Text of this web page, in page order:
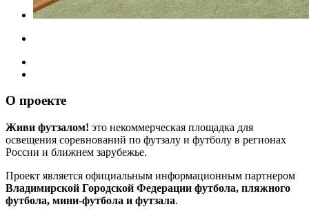
О проекте
Живи футзалом! это некоммерческая площадка для
освещения соревнований по футзалу и футболу в регионах
России и ближнем зарубежье.
Проект является официальным информационным партнером
Владимирской Городской Федерации футбола, пляжного
футбола, мини-футбола и футзала.